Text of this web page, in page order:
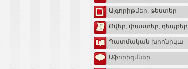
Ալգորիթմեր, թեստեր
Թվեր, փաստեր, դեպքեր
Պատմական խրոնիկա
Աֆորիզմներ